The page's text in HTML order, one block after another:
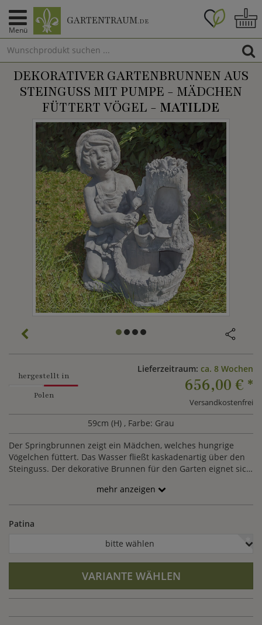
Menü
GARTENTRAUM.DE
DEKORATIVER GARTENBRUNNEN AUS
STEINGUSS MIT PUMPE - MÄDCHEN
FÜTTERT VÖGEL - MATILDE
hergestellt in
Polen
Lieferzeitraum: ca. 8 Wochen
656,00 € *
Versandkostenfrei
59cm (H) , Farbe: Grau
Der Springbrunnen zeigt ein Mädchen, welches hungrige
Vögelchen füttert. Das Wasser fließt kaskadenartig über den
Steinguss. Der dekorative Brunnen für den Garten eignet sich
Installation des Wasserspiels ist auch durch die beiliegende
Pumpe schnell und einfach vorzunehmen. Es stehen
mehr anzeigen
Patina
bitte wählen
VARIANTE WÄHLEN